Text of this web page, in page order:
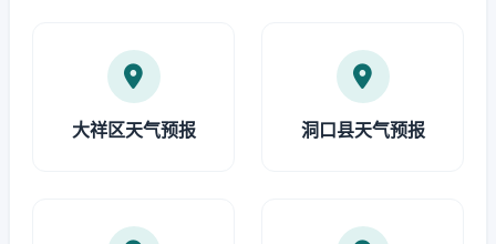
大祥区天气预报 洞口县天气预报